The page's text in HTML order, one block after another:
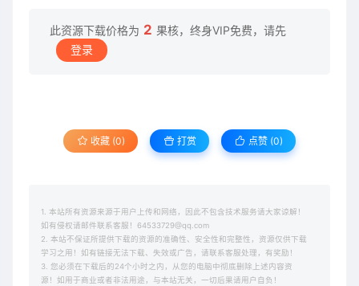
此资源下载价格为 2 果核，终身VIP免费，请先
登录
收藏 (0) 打赏 点赞 (0)
1. 本站所有资源来源于用户上传和网络，因此不包含技术服务请大家谅解！
如有侵权请邮件联系客服！64533729@qq.com
2. 本站不保证所提供下载的资源的准确性、安全性和完整性，资源仅供下载
学习之用！如有链接无法下载、失效或广告，请联系客服处理，有奖励！
3. 您必须在下载后的24个小时之内，从您的电脑中彻底删除上述内容资
源！如用于商业或者非法用途，与本站无关，一切后果请用户自负！